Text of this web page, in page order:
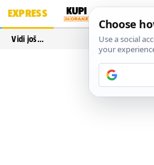
EXPRESS
Vidi još…